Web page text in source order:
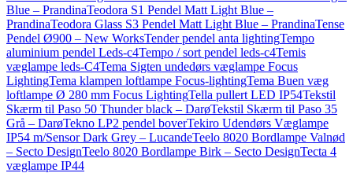
Blue – PrandinaTeodora S1 Pendel Matt Light Blue –
PrandinaTeodora Glass S3 Pendel Matt Light Blue – PrandinaTense
Pendel Ø900 – New WorksTender pendel anta lightingTempo
aluminium pendel Leds-c4Tempo / sort pendel leds-c4Temis
væglampe leds-C4Tema Sigten undedørs væglampe Focus
LightingTema klampen loftlampe Focus-lightingTema Buen væg
loftlampe Ø 280 mm Focus LightingTella pullert LED IP54Tekstil
Skærm til Paso 50 Thunder black – DarøTekstil Skærm til Paso 35
Grå – DarøTekno LP2 pendel boverTekiro Udendørs Væglampe
IP54 m/Sensor Dark Grey – LucandeTeelo 8020 Bordlampe Valnød
– Secto DesignTeelo 8020 Bordlampe Birk – Secto DesignTecta 4
væglampe IP44